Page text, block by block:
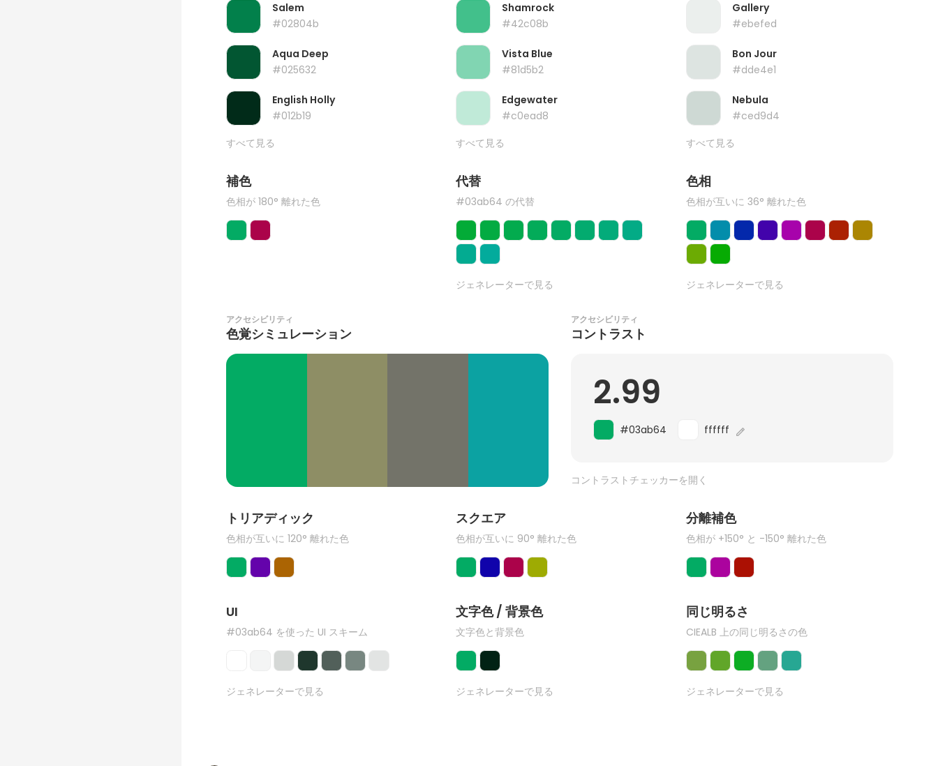
Salem
#02804b
Aqua Deep
#025632
English Holly
#012b19
すべて見る
Shamrock
#42c08b
Vista Blue
#81d5b2
Edgewater
#c0ead8
すべて見る
Gallery
#ebefed
Bon Jour
#dde4e1
Nebula
#ced9d4
すべて見る
補色
色相が 180° 離れた色
代替
#03ab64 の代替
ジェネレーターで見る
色相
色相が互いに 36° 離れた色
ジェネレーターで見る
アクセシビリティ
色覚シミュレーション
アクセシビリティ
コントラスト
2.99
#03ab64 ffffff
コントラストチェッカーを開く
トリアディック
色相が互いに 120° 離れた色
スクエア
色相が互いに 90° 離れた色
分離補色
色相が +150° と -150° 離れた色
UI
#03ab64 を使った UI スキーム
ジェネレーターで見る
文字色 / 背景色
文字色と背景色
ジェネレーターで見る
同じ明るさ
CIEALB 上の同じ明るさの色
ジェネレーターで見る